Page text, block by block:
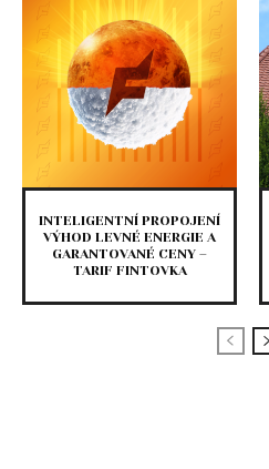
INTELIGENTNÍ PROPOJENÍ
VÝHOD LEVNÉ ENERGIE A
GARANTOVANÉ CENY –
TARIF FINTOVKA